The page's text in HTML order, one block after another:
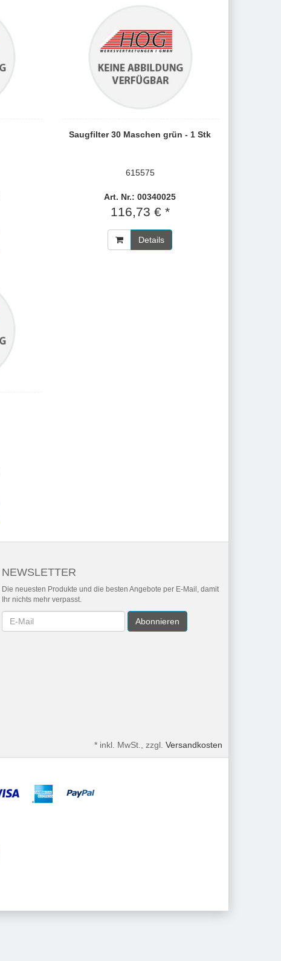
Saugfilter 30 Maschen grün - 1 Stk
615575
Art. Nr.: 00340025
116,73 € *
Details
NEWSLETTER
Die neuesten Produkte und die besten Angebote per E-Mail, damit
Ihr nichts mehr verpasst.
Newsletter Abonnieren
* inkl. MwSt., zzgl. Versandkosten